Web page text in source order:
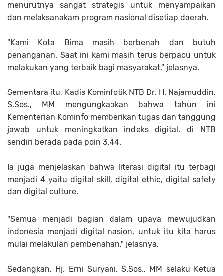
menurutnya sangat strategis untuk menyampaikan
dan melaksanakam program nasional disetiap daerah.
"Kami Kota Bima masih berbenah dan butuh
penanganan. Saat ini kami masih terus berpacu untuk
melakukan yang terbaik bagi masyarakat," jelasnya.
Sementara itu, Kadis Kominfotik NTB Dr. H. Najamuddin,
S.Sos., MM mengungkapkan bahwa tahun ini
Kementerian Kominfo memberikan tugas dan tanggung
jawab untuk meningkatkan indeks digital. di NTB
sendiri berada pada poin 3,44.
Ia juga menjelaskan bahwa literasi digital itu terbagi
menjadi 4 yaitu digital skill, digital ethic, digital safety
dan digital culture.
"Semua menjadi bagian dalam upaya mewujudkan
indonesia menjadi digital nasion, untuk itu kita harus
mulai melakulan pembenahan," jelasnya.
Sedangkan, Hj. Erni Suryani, S.Sos., MM selaku Ketua